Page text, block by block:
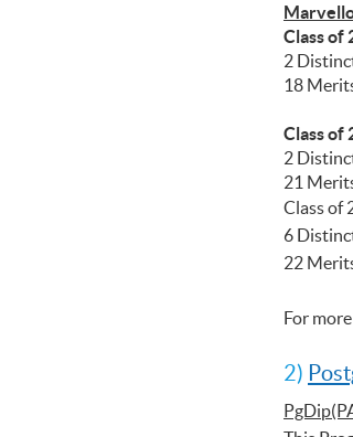
Class of
2
18
Class of
2
21
Class of
6
22
For
2)